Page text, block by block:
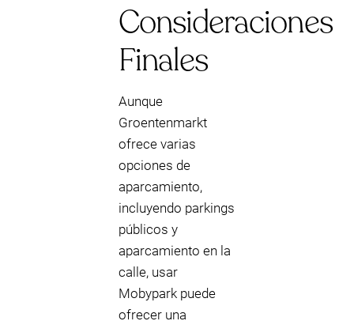
Consideraciones
Finales
Aunque
Groentenmarkt
ofrece varias
opciones de
aparcamiento,
incluyendo parkings
públicos y
aparcamiento en la
calle, usar
Mobypark puede
ofrecer una